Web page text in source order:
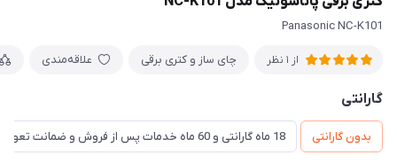
Panasonic NC-K101
از 1 نظر چای ساز و کتری برقی علاقه‌مندی
گارانتی
بدون گارانتی 18 ماه گارانتی و 60 ماه خدمات پس از فروش و ضمانت تعویض